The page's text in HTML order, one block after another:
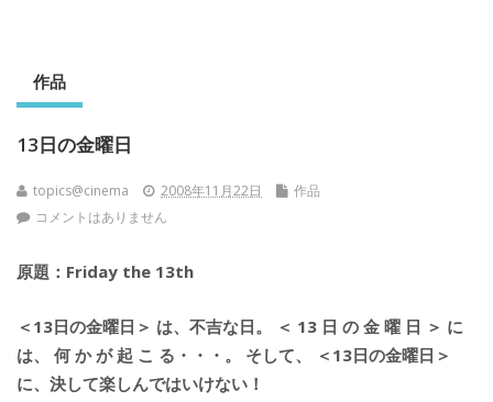
作品
13日の金曜日
topics@cinema 2008年11月22日
作品
コメントはありません
原題：Friday the 13th
＜13日の金曜日＞ は、不吉な日。 ＜ 13 日 の 金 曜 日 ＞ に
は、 何 か が 起 こ る・・・。 そして、 ＜13日の金曜日＞
に、決して楽しんではいけない！